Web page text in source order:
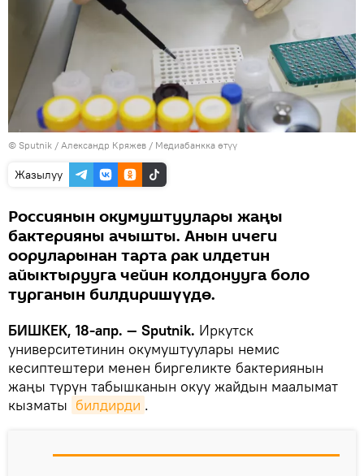
© Sputnik / Александр Кряжев / Медиабанкка өтүү
Жазылуу
Россиянын окумуштуулары жаңы
бактерияны ачышты. Анын ичеги
ооруларынан тарта рак илдетин
айыктырууга чейин колдонууга боло
турганын билдиришүүдө.
БИШКЕК, 18-апр. — Sputnik. Иркутск
университетинин окумуштуулары немис
кесиптештери менен биргеликте бактериянын
жаңы түрүн табышканын окуу жайдын маалымат
кызматы билдирди .